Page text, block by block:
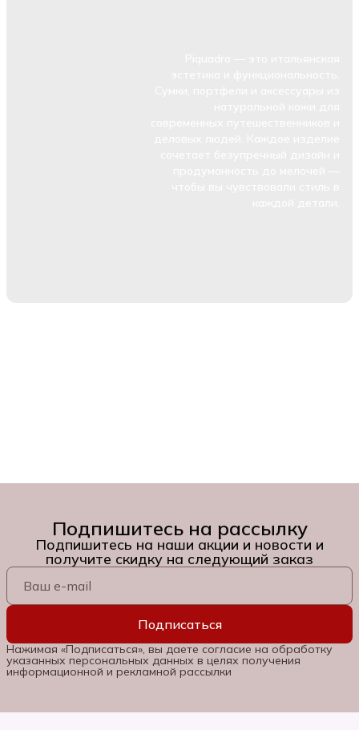
Подпишитесь на рассылку
Подпишитесь на наши акции и новости и
получите скидку на следующий заказ
Подписаться
Нажимая «Подписаться», вы даете согласие на обработку
указанных персональных данных в целях получения
информационной и рекламной рассылки